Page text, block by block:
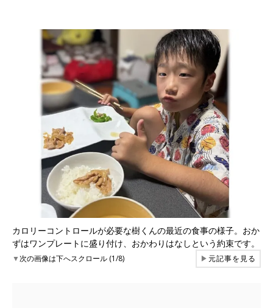
カロリーコントロールが必要な樹くんの最近の食事の様子。おか
ずはワンプレートに盛り付け、おかわりはなしという約束です。
▼次の画像は下へスクロール (1/8) ▶元記事を見る